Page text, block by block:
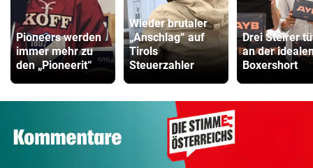
Pioneers werden
immer mehr zu
den „Pioneerit“
Wieder brutaler
„Anschlag“ auf
Tirols
Steuerzahler
Drei Steirer
an der
Boxershort